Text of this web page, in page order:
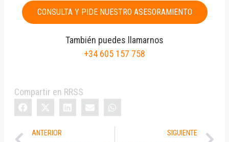
CONSULTA Y PIDE NUESTRO ASESORAMIENTO
También puedes llamarnos
+34 605 157 758
Compartir en RRSS
ANTERIOR SIGUIENTE